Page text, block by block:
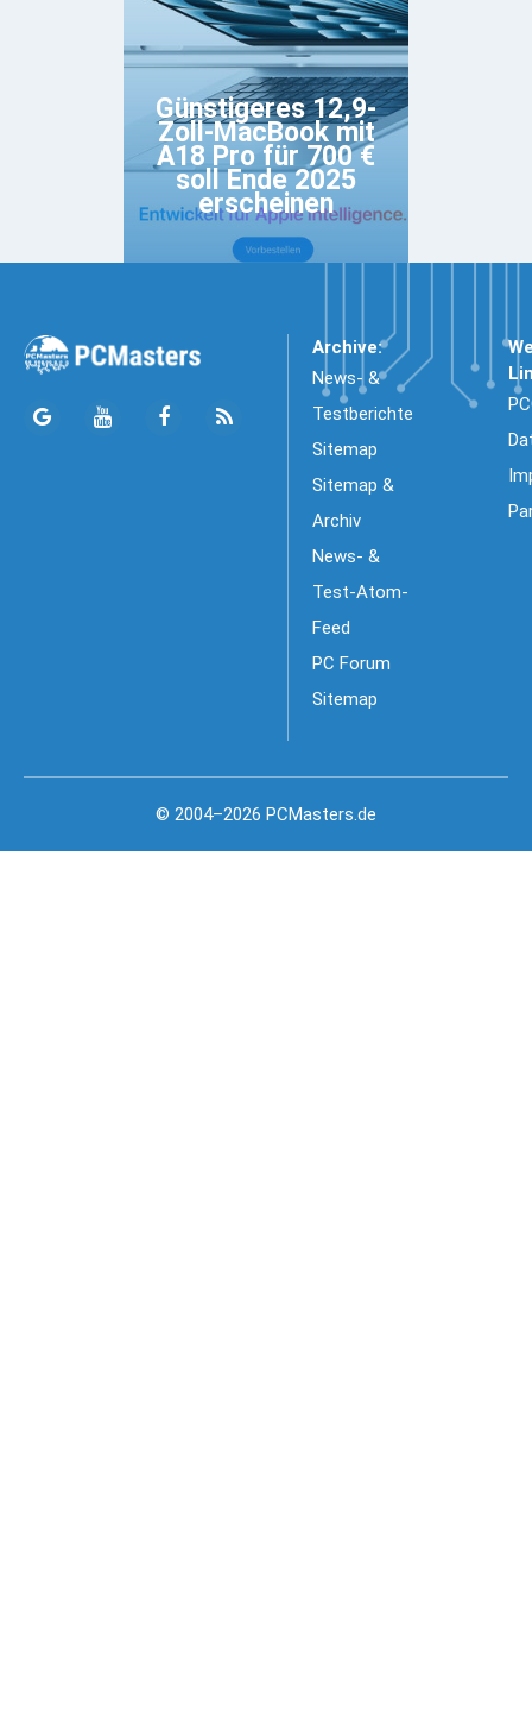
Günstigeres 12,9-
Zoll-MacBook mit
A18 Pro für 700 €
soll Ende 2025
erscheinen
Archive:
News- &
Testberichte
Sitemap
Sitemap &
Archiv
News- &
Test-Atom-
Feed
PC Forum
Sitemap
© 2004–2026 PCMasters.de